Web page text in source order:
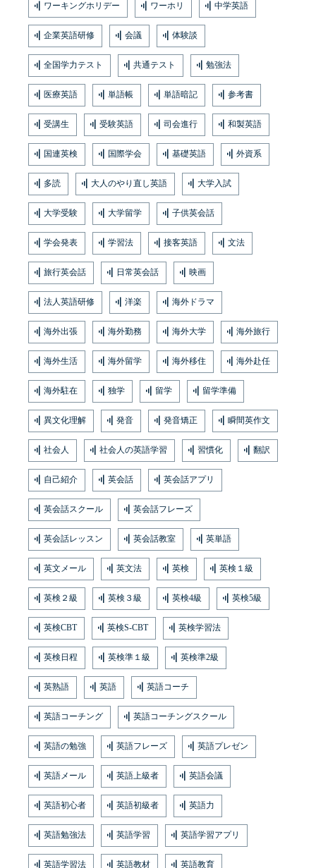
ワーキングホリデー ワーホリ 中学英語
企業英語研修 会議 体験談
全国学力テスト 共通テスト 勉強法
医療英語 単語帳 単語暗記 参考書
受講生 受験英語 司会進行 和製英語
国連英検 国際学会 基礎英語 外資系
多読 大人のやり直し英語 大学入試
大学受験 大学留学 子供英会話
学会発表 学習法 接客英語 文法
旅行英会話 日常英会話 映画
法人英語研修 洋楽 海外ドラマ
海外出張 海外勤務 海外大学 海外旅行
海外生活 海外留学 海外移住 海外赴任
海外駐在 独学 留学 留学準備
異文化理解 発音 発音矯正 瞬間英作文
社会人 社会人の英語学習 習慣化 翻訳
自己紹介 英会話 英会話アプリ
英会話スクール 英会話フレーズ
英会話レッスン 英会話教室 英単語
英文メール 英文法 英検 英検１級
英検２級 英検３級 英検4級 英検5級
英検CBT 英検S-CBT 英検学習法
英検日程 英検準１級 英検準2級
英熟語 英語 英語コーチ
英語コーチング 英語コーチングスクール
英語の勉強 英語フレーズ 英語プレゼン
英語メール 英語上級者 英語会議
英語初心者 英語初級者 英語力
英語勉強法 英語学習 英語学習アプリ
英語学習法 英語教材 英語教育